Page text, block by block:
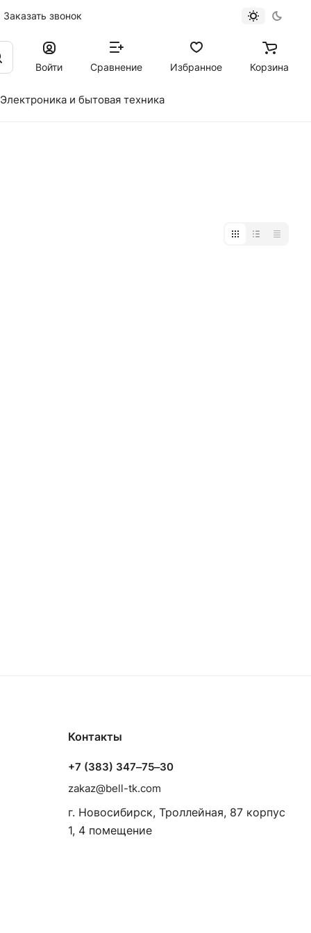
Заказать звонок
Войти
Сравнение Избранное Корзина
Электроника и бытовая техника
Контакты
+7 (383) 347‒75‒30
zakaz@bell-tk.com
г. Новосибирск, ​Троллейная, 87 корпус
1, 4 помещение